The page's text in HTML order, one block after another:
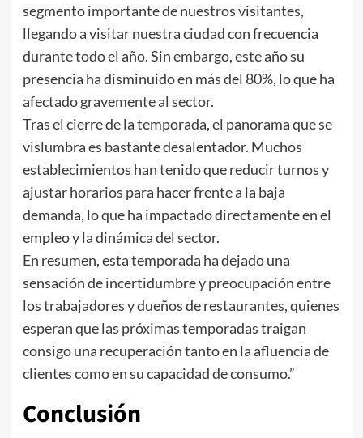
segmento importante de nuestros visitantes,
llegando a visitar nuestra ciudad con frecuencia
durante todo el año. Sin embargo, este año su
presencia ha disminuido en más del 80%, lo que ha
afectado gravemente al sector.
Tras el cierre de la temporada, el panorama que se
vislumbra es bastante desalentador. Muchos
establecimientos han tenido que reducir turnos y
ajustar horarios para hacer frente a la baja
demanda, lo que ha impactado directamente en el
empleo y la dinámica del sector.
En resumen, esta temporada ha dejado una
sensación de incertidumbre y preocupación entre
los trabajadores y dueños de restaurantes, quienes
esperan que las próximas temporadas traigan
consigo una recuperación tanto en la afluencia de
clientes como en su capacidad de consumo.”
Conclusión